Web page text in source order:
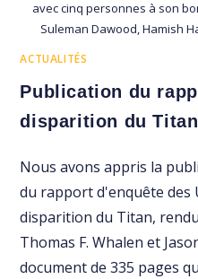
avec cinq personnes à son
Suleman Dawood, Hamish
ACTUALITÉS
Publication du
disparition du Titan
Nous avons appris la
du rapport d'enquête des
disparition du Titan,
Thomas F. Whalen et
document de 335 pages